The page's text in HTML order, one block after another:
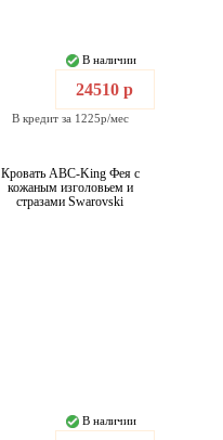
В наличии
24510 р
В кредит за 1225р/мес
Кровать ABC-King Фея с
кожаным изголовьем и
стразами Swarovski
В наличии